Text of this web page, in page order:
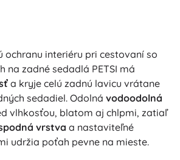
ochranu interiéru pri cestovaní so
na zadné sedadlá PETSI má
a kryje celú zadnú lavicu vrátane
sedadiel. Odolná vodoodolná
vlhkosťou, blatom aj chlpmi, zatiaľ
vrstva a nastaviteľné
udržia poťah pevne na mieste.